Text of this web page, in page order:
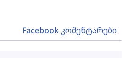
Facebook კომენტარები